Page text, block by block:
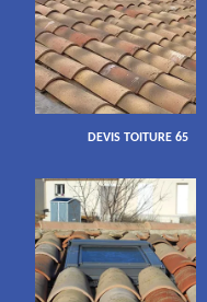
DEVIS TOITURE 65